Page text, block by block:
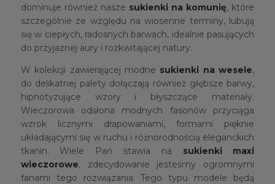
dominuje również nasze sukienki na komunię, które
szczególnie ze względu na wiosenne terminy, lubują
się w ciepłych, radosnych barwach, idealnie pasujących
do przyjaznej aury i rozkwitającej natury.
W kolekcji zawierającej modne sukienki na wesele,
do delikatnej palety dołączają również głębsze barwy,
hipnotyzujące wzory i błyszczące materiały.
Wieczorowa odsłona modnych fasonów przyciąga
wzrok licznymi drapowaniami, formami pięknie
układającymi się w ruchu i różnorodnością eleganckich
tkanin. Wiele Pań stawia na sukienki maxi
wieczorowe, zdecydowanie jesteśmy ogromnymi
fanami tego rozwiązania. Tego typu modele będą